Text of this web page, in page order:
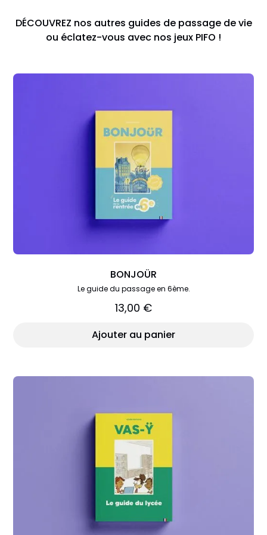
DÉCOUVREZ nos autres guides de passage de vie
ou éclatez-vous avec nos jeux PIFO !
BONJOÜR
Le guide du passage en 6ème.
13,00 €
Ajouter au panier